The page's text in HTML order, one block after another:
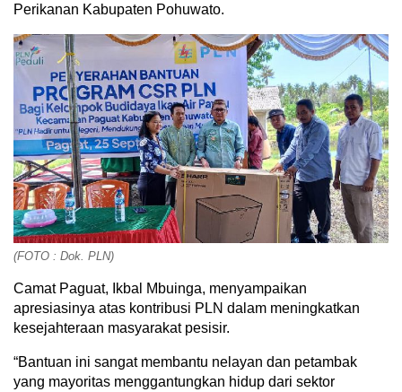
Perikanan Kabupaten Pohuwato.
(FOTO : Dok. PLN)
Camat Paguat, Ikbal Mbuinga, menyampaikan
apresiasinya atas kontribusi PLN dalam meningkatkan
kesejahteraan masyarakat pesisir.
“Bantuan ini sangat membantu nelayan dan petambak
yang mayoritas menggantungkan hidup dari sektor